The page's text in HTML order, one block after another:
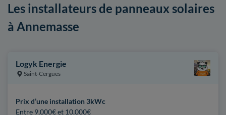
Les installateurs de panneaux solaires
à Annemasse
Logyk Energie
Saint-Cergues
Prix d’une installation 3kWc
Entre 9,000€ et 10,000€